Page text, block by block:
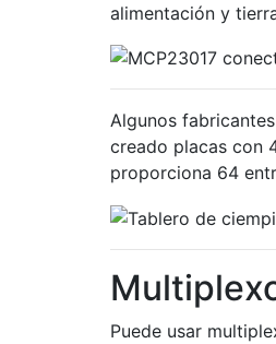
alimentación y
Algunos
creado placas con
proporciona 64
Puede usar